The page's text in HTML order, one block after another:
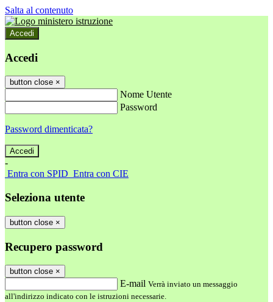
Salta al contenuto
Accedi
Accedi
button close ×
Nome Utente
Password
Password dimenticata?
-
Entra con SPID Entra con CIE
Seleziona utente
button close ×
Recupero password
button close ×
E-mail Verrà inviato un messaggio
all'indirizzo indicato con le istruzioni necessarie.